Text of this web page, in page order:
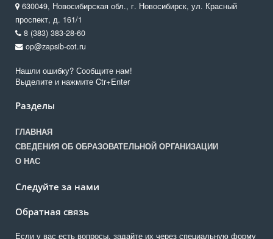
630049, Новосибирская обл., г. Новосибирск, ул. Красный
проспект, д. 161/1
8 (383) 383-28-60
op@zapsib-cot.ru
Нашли ошибку? Сообщите нам!
Выделите и нажмите Ctr+Enter
Разделы
ГЛАВНАЯ
СВЕДЕНИЯ ОБ ОБРАЗОВАТЕЛЬНОЙ ОРГАНИЗАЦИИ
О НАС
Следуйте за нами
Обратная связь
Если у вас есть вопросы, задайте их через специальную форму